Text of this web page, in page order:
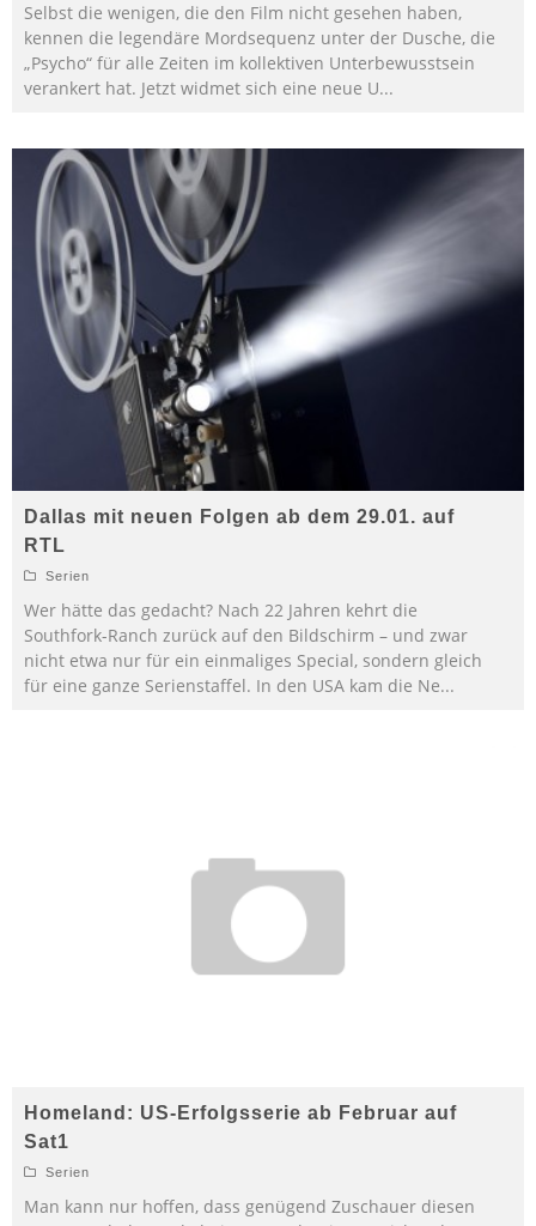
Selbst die wenigen, die den Film nicht gesehen haben,
kennen die legendäre Mordsequenz unter der Dusche, die
„Psycho“ für alle Zeiten im kollektiven Unterbewusstsein
verankert hat. Jetzt widmet sich eine neue U...
Dallas mit neuen Folgen ab dem 29.01. auf
RTL
Serien
Wer hätte das gedacht? Nach 22 Jahren kehrt die
Southfork-Ranch zurück auf den Bildschirm – und zwar
nicht etwa nur für ein einmaliges Special, sondern gleich
für eine ganze Serienstaffel. In den USA kam die Ne...
Homeland: US-Erfolgsserie ab Februar auf
Sat1
Serien
Man kann nur hoffen, dass genügend Zuschauer diesen